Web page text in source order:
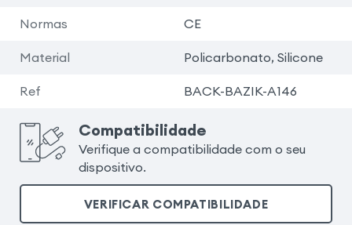
Normas CE
Material Policarbonato, Silicone
Ref BACK-BAZIK-A146
Compatibilidade
Verifique a compatibilidade com o seu
dispositivo.
VERIFICAR COMPATIBILIDADE